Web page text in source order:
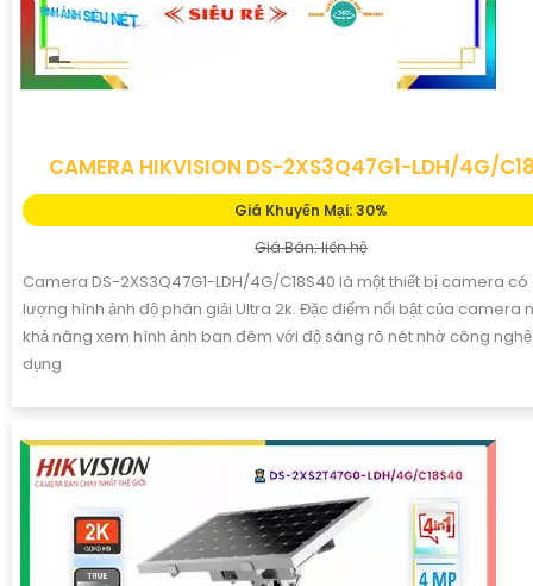
CAMERA HIKVISION DS-2XS3Q47G1-LDH/4G/
Giá Khuyến Mại: 30%
Giá Bán: liên hệ
Camera DS-2XS3Q47G1-LDH/4G/C18S40 là một thiết bị camera có
lượng hình ảnh độ phân giải Ultra 2k. Đặc điểm nổi bật của camera
khả năng xem hình ảnh ban đêm với độ sáng rõ nét nhờ công
dụng